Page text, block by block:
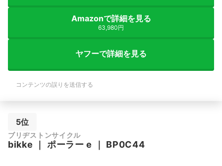
Amazonで詳細を見る
63,980円
ヤフーで詳細を見る
コンテンツの誤りを送信する
5位
ブリヂストンサイクル
bikke ｜ ポーラー e ｜ BP0C44